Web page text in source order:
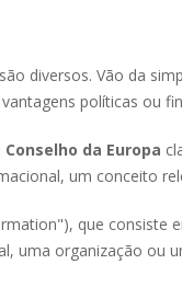
diversos. Vão da
políticas ou
Conselho da Europa
um conceito
que consiste
uma organização ou